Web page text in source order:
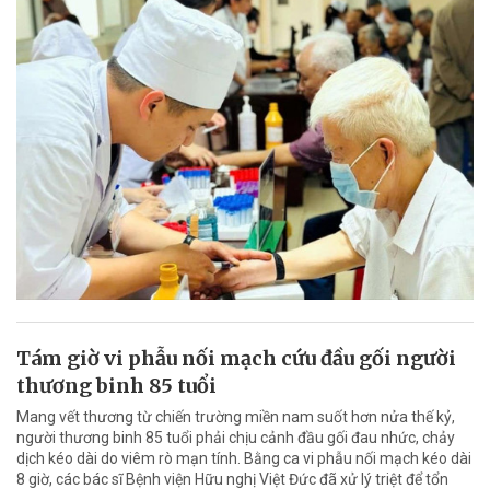
Tám giờ vi phẫu nối mạch cứu đầu gối người
thương binh 85 tuổi
Mang vết thương từ chiến trường miền nam suốt hơn nửa thế kỷ,
người thương binh 85 tuổi phải chịu cảnh đầu gối đau nhức, chảy
dịch kéo dài do viêm rò mạn tính. Bằng ca vi phẫu nối mạch kéo dài
8 giờ, các bác sĩ Bệnh viện Hữu nghị Việt Đức đã xử lý triệt để tổn